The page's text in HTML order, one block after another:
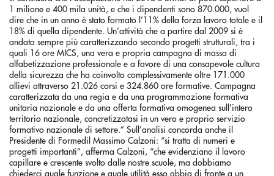
1 milione e 400 mila unità, e che i dipendenti sono 870.000, vuol
dire che in un anno è stato formato l’11% della forza lavoro totale e il
18% di quella dipendente. Un’attività che a partire dal 2009 si è
andata sempre più caratterizzando secondo progetti strutturali, tra i
quali 16 ore MICS, una vera e propria campagna di massa di
alfabetizzazione professionale e a favore di una consapevole cultura
della sicurezza che ha coinvolto complessivamente oltre 171.000
allievi attraverso 21.026 corsi e 324.860 ore formative. Campagna
caratterizzata da una regia e da una programmazione formativa
unitaria nazionale e da una offerta formativa omogenea sull'intero
territorio nazionale, concretizzatasi in un vero e proprio servizio
formativo nazionale di settore.” Sull’analisi concorda anche il
Presidente di Formedil Massimo Calzoni: “si tratta di numeri e
progetti importanti”, afferma Calzoni, “che evidenziano il lavoro
capillare e crescente svolto dalle nostre scuole, ma dobbiamo
chiederci quale funzione e quale utilità esso abbia di fronte a un